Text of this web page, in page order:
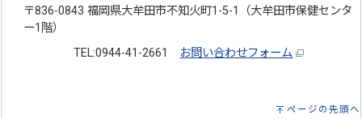
〒836-0843 福岡県大牟田市不知火町1-5-1（大牟田市保健センタ
ー1階）
TEL:0944-41-2661
お問い合わせフォーム
ページの先頭へ